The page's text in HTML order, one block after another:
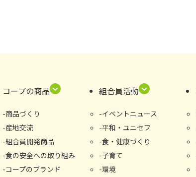
コープの商品
商品づくり
産地交流
組合員開発商品
食の安全への取り組み
コープのブランド
組合員活動
イベントニュース
平和・ユニセフ
食・健康づくり
子育て
環境